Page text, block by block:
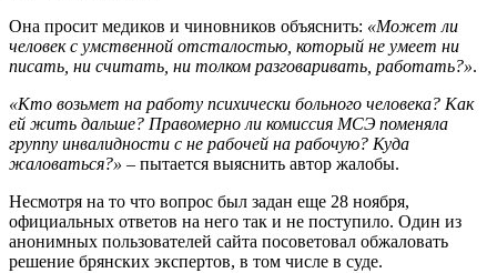
Она просит медиков и чиновников объяснить: «Может ли
человек с умственной отсталостью, который не умеет ни
писать, ни считать, ни толком разговаривать, работать?».
«Кто возьмет на работу психически больного человека? Как
ей жить дальше? Правомерно ли комиссия МСЭ поменяла
группу инвалидности с не рабочей на рабочую? Куда
жаловаться?» – пытается выяснить автор жалобы.
Несмотря на то что вопрос был задан еще 28 ноября,
официальных ответов на него так и не поступило. Один из
анонимных пользователей сайта посоветовал обжаловать
решение брянских экспертов, в том числе в суде.